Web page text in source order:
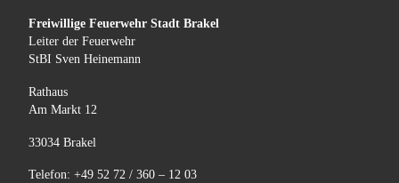
Freiwillige Feuerwehr Stadt Brakel
Leiter der Feuerwehr
StBI Sven Heinemann
Rathaus
Am Markt 12
33034 Brakel
Telefon: +49 52 72 / 360 – 12 03